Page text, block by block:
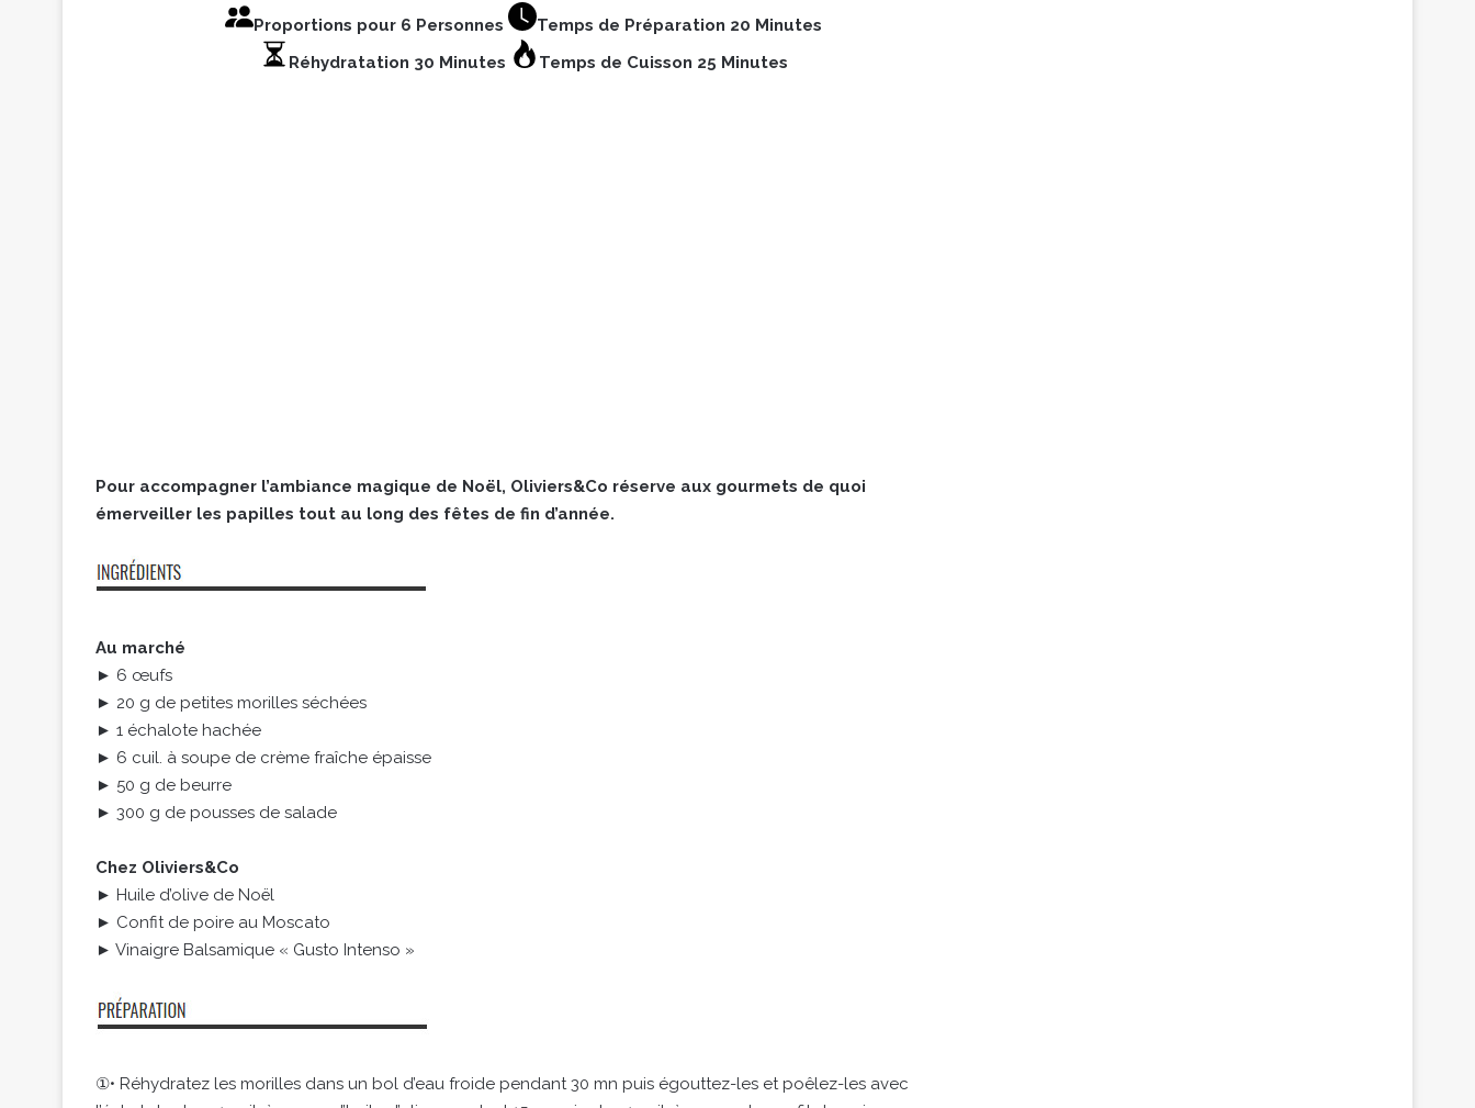
Proportions pour 6 Personnes
Temps de Préparation 20 Minutes
Réhydratation 30 Minutes
Temps de Cuisson 25 Minutes
Pour accompagner l’ambiance magique de Noël, Oliviers&Co réserve aux gourmets de quoi
émerveiller les papilles tout au long des fêtes de fin d’année.
Au marché
► 6 œufs
► 20 g de petites morilles séchées
► 1 échalote hachée
► 6 cuil. à soupe de crème fraîche épaisse
► 50 g de beurre
► 300 g de pousses de salade
Chez Oliviers&Co
► Huile d’olive de Noël
► Confit de poire au Moscato
► Vinaigre Balsamique « Gusto Intenso »
①• Réhydratez les morilles dans un bol d’eau froide pendant 30 mn puis égouttez-les et poêlez-les avec